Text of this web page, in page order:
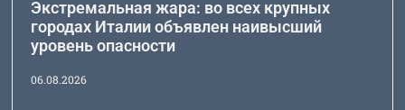
Экстремальная жара: во всех крупных
городах Италии объявлен наивысший
уровень опасности
06.08.2026